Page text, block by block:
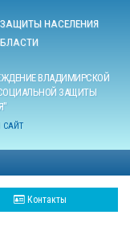
НАСЕЛЕНИЯ
ВЛАДИМИРСКОЙ
ЗАЩИТЫ
Контакты